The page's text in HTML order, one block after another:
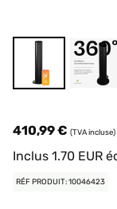
410,99 € (TVA incluse)
Inclus 1.70 EUR
RÉF PRODUIT: 10046423